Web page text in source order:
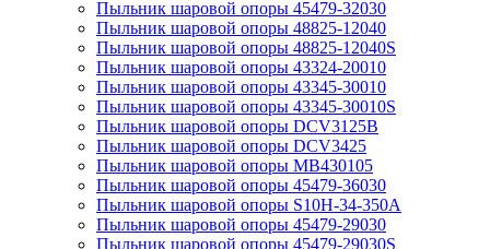
Пыльник шаровой опоры 45479-32030
Пыльник шаровой опоры 48825-12040
Пыльник шаровой опоры 48825-12040S
Пыльник шаровой опоры 43324-20010
Пыльник шаровой опоры 43345-30010
Пыльник шаровой опоры 43345-30010S
Пыльник шаровой опоры DCV3125B
Пыльник шаровой опоры DCV3425
Пыльник шаровой опоры MB430105
Пыльник шаровой опоры 45479-36030
Пыльник шаровой опоры S10H-34-350A
Пыльник шаровой опоры 45479-29030
Пыльник шаровой опоры 45479-29030S